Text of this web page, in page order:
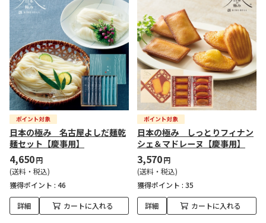
日本の極み 名古屋よしだ麺乾
麺セット【慶事用】
4,650円
(送料・税込)
獲得ポイント : 46
詳細 カートに入れる
日本の極み しっとりフィナン
シェ＆マドレーヌ【慶事用】
3,570円
(送料・税込)
獲得ポイント : 35
詳細 カートに入れる